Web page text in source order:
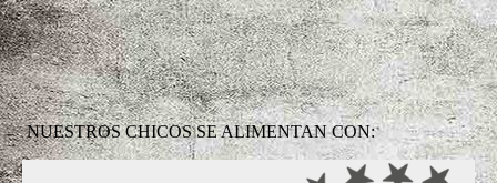
NUESTROS CHICOS SE ALIMENTAN CON: